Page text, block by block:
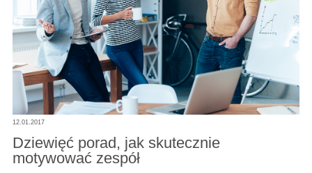
12.01.2017
Dziewięć porad, jak skutecznie
motywować zespół